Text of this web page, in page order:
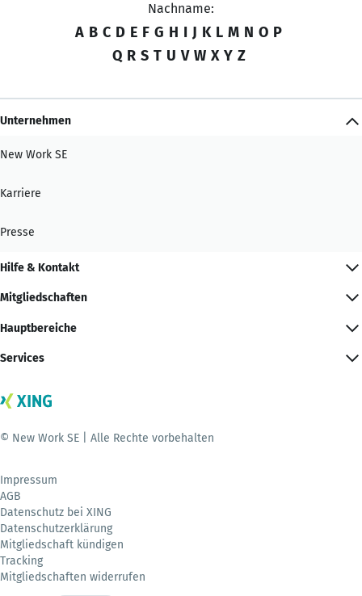
Nachname:
A B C D E F G H I J K L M N O P
Q R S T U V W X Y Z
Unternehmen
New Work SE
Karriere
Presse
Hilfe & Kontakt
Mitgliedschaften
Hauptbereiche
Services
© New Work SE | Alle Rechte vorbehalten
Impressum
AGB
Datenschutz bei XING
Datenschutzerklärung
Mitgliedschaft kündigen
Tracking
Mitgliedschaften widerrufen